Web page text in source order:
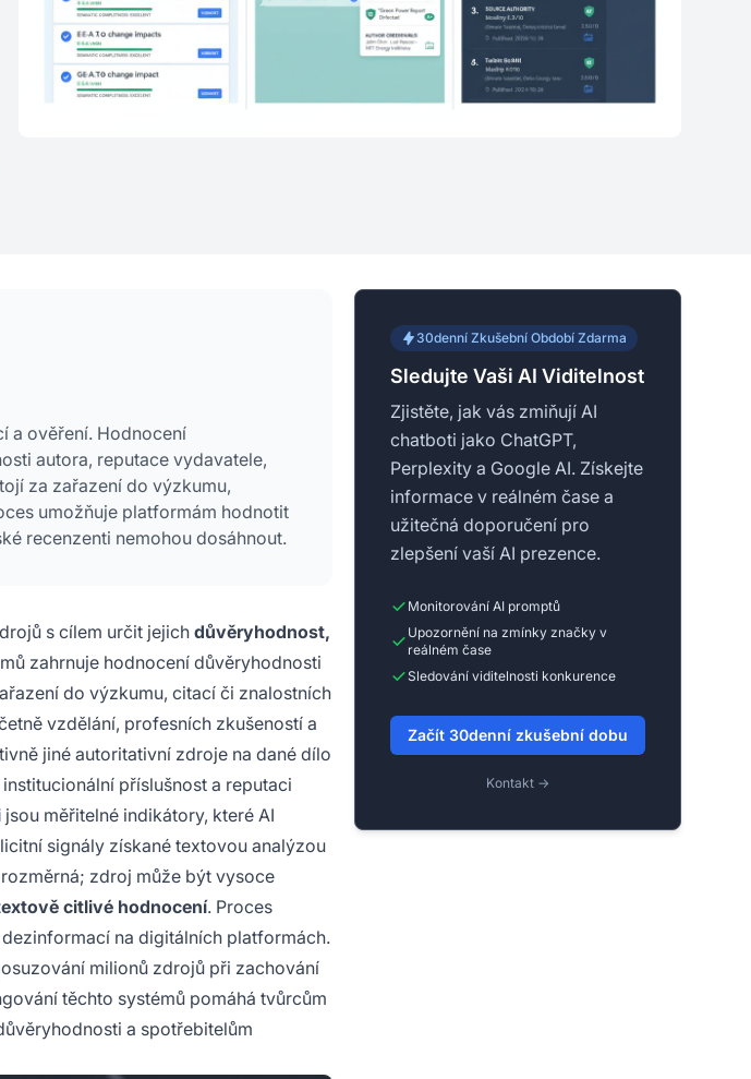
a ověření. Hodnocení
autora, reputace vydavatele,
za zařazení do výzkumu,
umožňuje platformám hodnotit
recenzenti nemohou dosáhnout.
s cílem určit jejichdůvěryhodnost,
zahrnuje hodnocení důvěryhodnosti
do výzkumu, citací či znalostních
vzdělání, profesních zkušeností a
jiné autoritativní zdroje na dané dílo
příslušnost a reputaci
jsou měřitelné indikátory, které AI
signály získané textovou analýzou
zdroj může být vysoce
citlivé hodnocení. Proces
na digitálních platformách.
milionů zdrojů při zachování
těchto systémů pomáhá tvůrcům
a spotřebitelům
30denní Zkušební Období Zdarma
Sledujte Vaši AI Viditelnost
Zjistěte, jak vás zmiňují AI
chatboti jako ChatGPT,
Perplexity a Google AI. Získejte
informace v reálném čase a
užitečná doporučení pro
zlepšení vaší AI prezence.
Monitorování AI promptů
Upozornění na zmínky značky v
reálném čase
Sledování viditelnosti konkurence
Začít 30denní zkušební dobu
Kontakt →